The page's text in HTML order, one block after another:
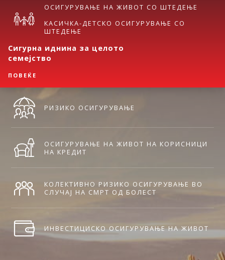
ОСИГУРУВАЊЕ НА ЖИВОТ СО ШТЕДЕЊЕ
КАСИЧКА-ДЕТСКО ОСИГУРУВАЊЕ СО
ШТЕДЕЊЕ
Сигурна иднина за целото
семејство
ПОВЕЌЕ
РИЗИКО ОСИГУРУВАЊЕ
ОСИГУРУВАЊЕ НА ЖИВОТ НА КОРИСНИЦИ
НА КРЕДИТ
КОЛЕКТИВНО РИЗИКО ОСИГУРУВАЊЕ ВО
СЛУЧАЈ НА СМРТ ОД БОЛЕСТ
ИНВЕСТИЦИСКО ОСИГУРУВАЊЕ НА ЖИВОТ